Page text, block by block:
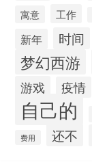
寓意 工作
新年 时间
梦幻西游
游戏 疫情
自己的
费用 还不